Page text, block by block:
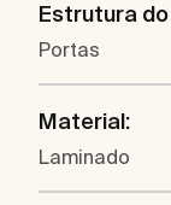
Estrutura
Portas
Material:
Laminado